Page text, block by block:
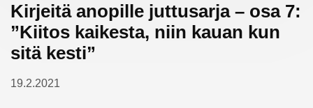
Kirjeitä anopille juttusarja – osa 7:
”Kiitos kaikesta, niin kauan kun
sitä kesti”
19.2.2021